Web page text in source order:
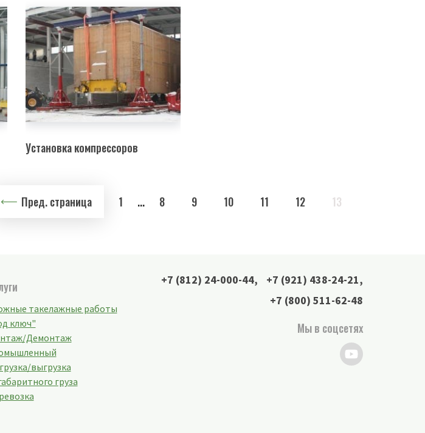
Установка компрессоров
Пред. страница 1 ... 8 9 10 11 12 13
такелажные работы
ключ"
Демонтаж
выгрузка
груза
+7 (812) 24-000-44, +7 (921) 438-24-21,
+7 (800) 511-62-48
Мы в соцсетях